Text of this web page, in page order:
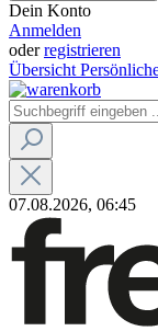
Dein Konto
Anmelden
oderregistrieren
Übersicht
07.08.2026, 06:45